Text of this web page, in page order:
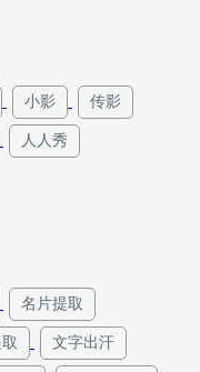
小影 传影
人人秀
名片提取
文字出汗